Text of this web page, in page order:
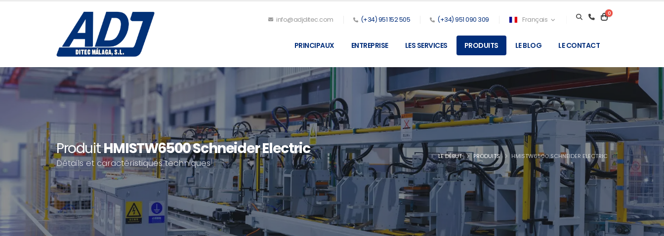
info@adjditec.com (+34) 951 152 505 (+34) 951 090 309 Français
0
PRINCIPAUX ENTREPRISE LES SERVICES PRODUITS LE BLOG LE CONTACT
ProduitHMISTW6500 Schneider Electric
Détails et caractéristiques techniques
LE DÉBUT PRODUITS HMISTW6500 SCHNEIDER ELECTRIC